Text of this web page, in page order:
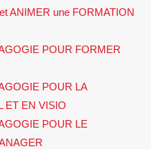
ANIMER une FORMATION
POUR FORMER
POUR LA
ET EN VISIO
POUR LE